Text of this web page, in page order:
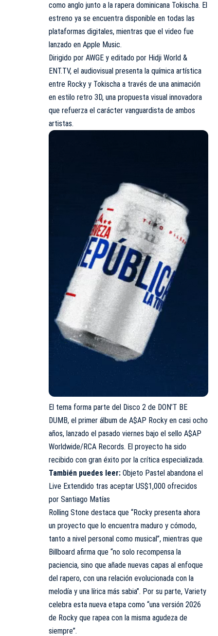
como anglo junto a la rapera dominicana Tokischa. El
estreno ya se encuentra disponible en todas las
plataformas digitales, mientras que el video fue
lanzado en Apple Music.
Dirigido por AWGE y editado por Hidji World &
ENT.TV, el audiovisual presenta la química artística
entre Rocky y Tokischa a través de una animación
en estilo retro 3D, una propuesta visual innovadora
que refuerza el carácter vanguardista de ambos
artistas.
El tema forma parte del Disco 2 de DON’T BE
DUMB, el primer álbum de A$AP Rocky en casi ocho
años, lanzado el pasado viernes bajo el sello A$AP
Worldwide/RCA Records. El proyecto ha sido
recibido con gran éxito por la crítica especializada.
También puedes leer: Objeto Pastel abandona el
Live Extendido tras aceptar US$1,000 ofrecidos
por Santiago Matías
Rolling Stone destaca que “Rocky presenta ahora
un proyecto que lo encuentra maduro y cómodo,
tanto a nivel personal como musical”, mientras que
Billboard afirma que “no solo recompensa la
paciencia, sino que añade nuevas capas al enfoque
del rapero, con una relación evolucionada con la
melodía y una lírica más sabia”. Por su parte, Variety
celebra esta nueva etapa como “una versión 2026
de Rocky que rapea con la misma agudeza de
siempre”.